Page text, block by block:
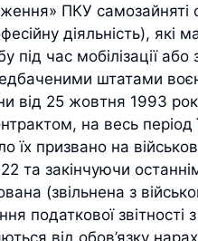
ПКУ самозайняті
діяльність), які
час мобілізації або
штатами
від 25 жовтня 1993
на весь період
призвано на
та закінчуючи
(звільнена з
податкової звітності
від обов’язку